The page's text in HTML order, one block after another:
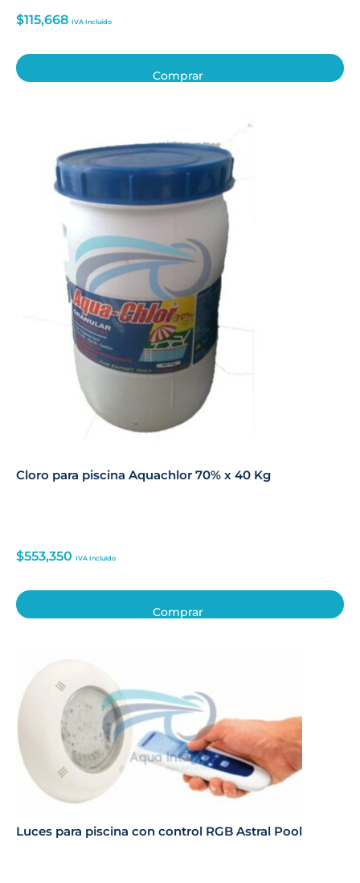
$115,668 IVA Incluido
Comprar
Cloro para piscina Aquachlor 70% x 40 Kg
$553,350 IVA Incluido
Comprar
Luces para piscina con control RGB Astral Pool